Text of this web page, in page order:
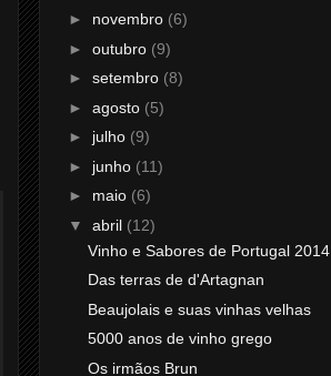
► novembro (6)
► outubro (9)
► setembro (8)
► agosto (5)
► julho (9)
► junho (11)
► maio (6)
▼ abril (12)
Vinho e Sabores de Portugal 2014
Das terras de d'Artagnan
Beaujolais e suas vinhas velhas
5000 anos de vinho grego
Os irmãos Brun